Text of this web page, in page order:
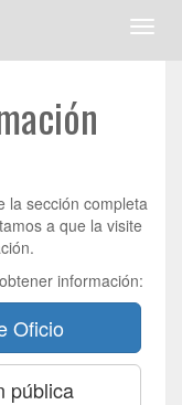
la sección completa
a que la visite
información:
Oficio
pública